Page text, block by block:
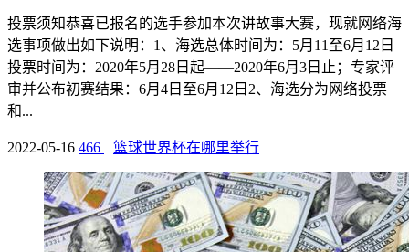
投票须知恭喜已报名的选手参加本次讲故事大赛，现就网络海
选事项做出如下说明：1、海选总体时间为：5月11至6月12日
投票时间为：2020年5月28日起——2020年6月3日止；专家评
审并公布初赛结果：6月4日至6月12日2、海选分为网络投票
和...
2022-05-16 466 篮球世界杯在哪里举行